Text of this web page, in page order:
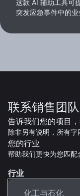
这款 AI 辅助工具可
突发应急事件中的
联系销售团队
告诉我们您的项目
除非另有说明，所有字
您的行业
帮助我们更快为您匹配
行业